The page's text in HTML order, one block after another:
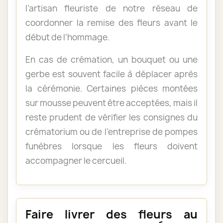
l’artisan fleuriste de notre réseau de
coordonner la remise des fleurs avant le
début de l’hommage.
En cas de crémation, un bouquet ou une
gerbe est souvent facile à déplacer après
la cérémonie. Certaines pièces montées
sur mousse peuvent être acceptées, mais il
reste prudent de vérifier les consignes du
crématorium ou de l’entreprise de pompes
funèbres lorsque les fleurs doivent
accompagner le cercueil.
Faire livrer des fleurs au